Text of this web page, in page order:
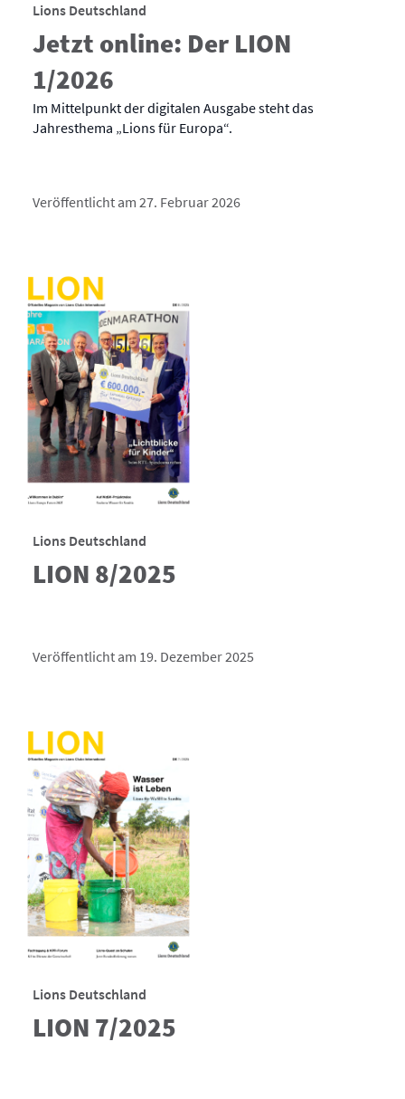
Lions Deutschland
Jetzt online: Der LION
1/2026
Im Mittelpunkt der digitalen Ausgabe steht das
Jahresthema „Lions für Europa“.
Veröffentlicht am 27. Februar 2026
Lions Deutschland
LION 8/2025
Veröffentlicht am 19. Dezember 2025
Lions Deutschland
LION 7/2025